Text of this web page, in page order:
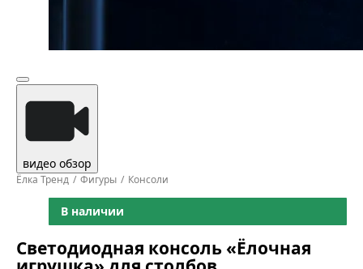
видео обзор
Ёлка Тренд Фигуры Консоли
В наличии
Светодиодная консоль «Ёлочная